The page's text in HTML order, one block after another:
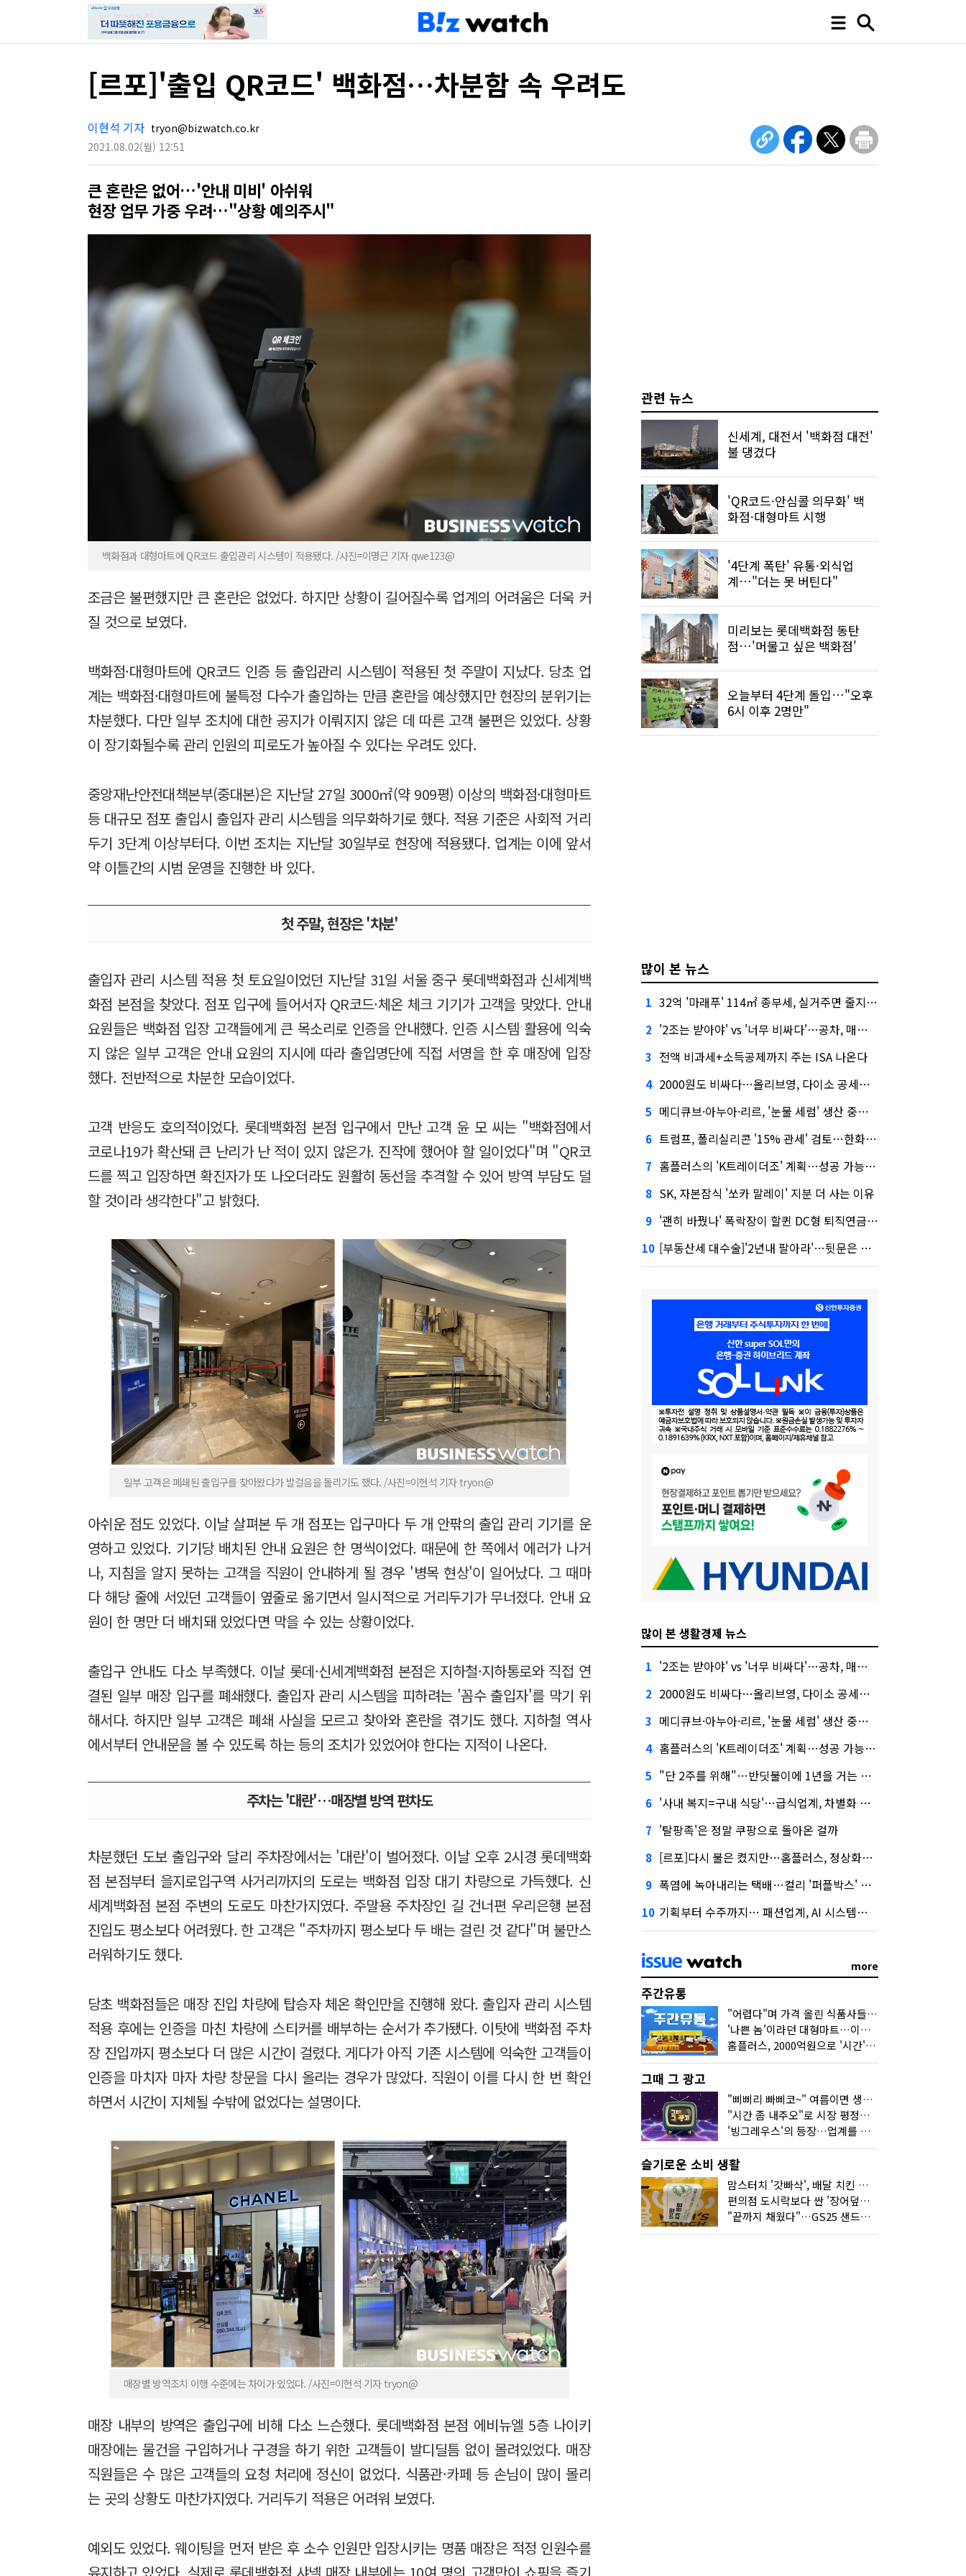
[르포]'출입 QR코드' 백화점…차분함 속 우려도
이현석 기자 tryon@bizwatch.co.kr
2021.08.02(월) 12:51
큰 혼란은 없어…'안내 미비' 아쉬워
현장 업무 가중 우려…"상황 예의주시"
백화점과 대형마트에 QR코드 출입관리 시스템이 적용됐다. /사진=이명근 기자 qwe123@
조금은 불편했지만 큰 혼란은 없었다. 하지만 상황이 길어질수록 업계의 어려움은 더욱 커
질 것으로 보였다.
백화점·대형마트에 QR코드 인증 등 출입관리 시스템이 적용된 첫 주말이 지났다. 당초 업
계는 백화점·대형마트에 불특정 다수가 출입하는 만큼 혼란을 예상했지만 현장의 분위기는
차분했다. 다만 일부 조치에 대한 공지가 이뤄지지 않은 데 따른 고객 불편은 있었다. 상황
이 장기화될수록 관리 인원의 피로도가 높아질 수 있다는 우려도 있다.
중앙재난안전대책본부(중대본)은 지난달 27일 3000㎡(약 909평) 이상의 백화점·대형마트
등 대규모 점포 출입시 출입자 관리 시스템을 의무화하기로 했다. 적용 기준은 사회적 거리
두기 3단계 이상부터다. 이번 조치는 지난달 30일부로 현장에 적용됐다. 업계는 이에 앞서
약 이틀간의 시범 운영을 진행한 바 있다.
첫 주말, 현장은 '차분'
출입자 관리 시스템 적용 첫 토요일이었던 지난달 31일 서울 중구 롯데백화점과 신세계백
화점 본점을 찾았다. 점포 입구에 들어서자 QR코드·체온 체크 기기가 고객을 맞았다. 안내
요원들은 백화점 입장 고객들에게 큰 목소리로 인증을 안내했다. 인증 시스템 활용에 익숙
지 않은 일부 고객은 안내 요원의 지시에 따라 출입명단에 직접 서명을 한 후 매장에 입장
했다. 전반적으로 차분한 모습이었다.
고객 반응도 호의적이었다. 롯데백화점 본점 입구에서 만난 고객 윤 모 씨는 "백화점에서
코로나19가 확산돼 큰 난리가 난 적이 있지 않은가. 진작에 했어야 할 일이었다"며 "QR코
드를 찍고 입장하면 확진자가 또 나오더라도 원활히 동선을 추격할 수 있어 방역 부담도 덜
할 것이라 생각한다"고 밝혔다.
일부 고객은 폐쇄된 출입구를 찾아왔다가 발걸음을 돌리기도 했다. /사진=이현석 기자 tryon@
아쉬운 점도 있었다. 이날 살펴본 두 개 점포는 입구마다 두 개 안팎의 출입 관리 기기를 운
영하고 있었다. 기기당 배치된 안내 요원은 한 명씩이었다. 때문에 한 쪽에서 에러가 나거
나, 지침을 알지 못하는 고객을 직원이 안내하게 될 경우 '병목 현상'이 일어났다. 그 때마
다 해당 줄에 서있던 고객들이 옆줄로 옮기면서 일시적으로 거리두기가 무너졌다. 안내 요
원이 한 명만 더 배치돼 있었다면 막을 수 있는 상황이었다.
출입구 안내도 다소 부족했다. 이날 롯데·신세계백화점 본점은 지하철·지하통로와 직접 연
결된 일부 매장 입구를 폐쇄했다. 출입자 관리 시스템을 피하려는 '꼼수 출입자'를 막기 위
해서다. 하지만 일부 고객은 폐쇄 사실을 모르고 찾아와 혼란을 겪기도 했다. 지하철 역사
에서부터 안내문을 볼 수 있도록 하는 등의 조치가 있었어야 한다는 지적이 나온다.
주차는 '대란'…매장별 방역 편차도
차분했던 도보 출입구와 달리 주차장에서는 '대란'이 벌어졌다. 이날 오후 2시경 롯데백화
점 본점부터 을지로입구역 사거리까지의 도로는 백화점 입장 대기 차량으로 가득했다. 신
세계백화점 본점 주변의 도로도 마찬가지였다. 주말용 주차장인 길 건너편 우리은행 본점
진입도 평소보다 어려웠다. 한 고객은 "주차까지 평소보다 두 배는 걸린 것 같다"며 불만스
러워하기도 했다.
당초 백화점들은 매장 진입 차량에 탑승자 체온 확인만을 진행해 왔다. 출입자 관리 시스템
적용 후에는 인증을 마친 차량에 스티커를 배부하는 순서가 추가됐다. 이탓에 백화점 주차
장 진입까지 평소보다 더 많은 시간이 걸렸다. 게다가 아직 기존 시스템에 익숙한 고객들이
인증을 마치자 마자 차량 창문을 다시 올리는 경우가 많았다. 직원이 이를 다시 한 번 확인
하면서 시간이 지체될 수밖에 없었다는 설명이다.
매장별 방역조치 이행 수준에는 차이가 있었다. /사진=이현석 기자 tryon@
매장 내부의 방역은 출입구에 비해 다소 느슨했다. 롯데백화점 본점 에비뉴엘 5층 나이키
매장에는 물건을 구입하거나 구경을 하기 위한 고객들이 발디딜틈 없이 몰려있었다. 매장
직원들은 수 많은 고객들의 요청 처리에 정신이 없었다. 식품관·카페 등 손님이 많이 몰리
는 곳의 상황도 마찬가지였다. 거리두기 적용은 어려워 보였다.
예외도 있었다. 웨이팅을 먼저 받은 후 소수 인원만 입장시키는 명품 매장은 적정 인원수를
관련 뉴스
신세계, 대전서 '백화점 대전'
불 댕겼다
'QR코드·안심콜 의무화' 백
화점·대형마트 시행
'4단계 폭탄' 유통·외식업
계…"더는 못 버틴다"
미리보는 롯데백화점 동탄
점…'머물고 싶은 백화점'
오늘부터 4단계 돌입…"오후
6시 이후 2명만"
많이 본 뉴스
1 32억 '마래푸' 114㎡ 종부세, 실거주면 줄지만 안 살면 2.5배
2 '2조는 받아야' vs '너무 비싸다'…공차, 매각 성공할까
3 전액 비과세+소득공제까지 주는 ISA 나온다
4 2000원도 비싸다…올리브영, 다이소 공세에 '가성비'로 맞불
5 메디큐브·아누아·리르, '눈물 세럼' 생산 중단한다
6 트럼프, 폴리실리콘 '15% 관세' 검토…한화큐셀·OCI 영향은?
7 홈플러스의 'K트레이더조' 계획…성공 가능성은 '글쎄'
8 SK, 자본잠식 '쏘카 말레이' 지분 더 사는 이유
9 '괜히 바꿨나' 폭락장이 할퀸 DC형 퇴직연금…전문가 조언은
10 [부동산세 대수술]'2년내 팔아라'…뒷문은 열었다
많이 본 생활경제 뉴스
1 '2조는 받아야' vs '너무 비싸다'…공차, 매각 성공할까
2 2000원도 비싸다…올리브영, 다이소 공세에 '가성비'로 맞불
3 메디큐브·아누아·리르, '눈물 세럼' 생산 중단한다
4 홈플러스의 'K트레이더조' 계획…성공 가능성은 '글쎄'
5 "단 2주를 위해"…반딧불이에 1년을 거는 에버랜드 주키퍼
6 '사내 복지=구내 식당'…급식업계, 차별화 경쟁 본격화
7 '탈팡족'은 정말 쿠팡으로 돌아온 걸까
8 [르포]다시 불은 켰지만…홈플러스, 정상화까진 '까마득'
9 폭염에 녹아내리는 택배…컬리 '퍼플박스' 대안 될까
10 기획부터 수주까지… 패션업계, AI 시스템화 박차
more
주간유통
"어렵다"며 가격 올린 식품사들…진짜 어려운 거 맞아?
'나쁜 놈'이라던 대형마트…이젠 '불쌍한 놈' 됐다
홈플러스, 2000억원으로 '시간'을 샀다
그때 그 광고
"삐삐리 빠삐코~" 여름이면 생각나는 그 노래
"시간 좀 내주오"로 시장 평정한 하이마트
'빙그레우스'의 등장…업계를 흔든 '세계관' 마케팅
슬기로운 소비 생활
맘스터치 '갓빠삭', 배달 치킨 선입견을 바꿨다
편의점 도시락보다 싼 '장어덮밥'…오뚜기가 해냈다
"끝까지 채웠다"…GS25 샌드위치의 달라진 '속'사정